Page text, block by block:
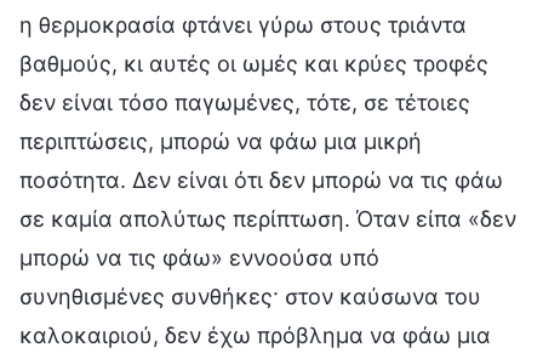
η θερμοκρασία φτάνει γύρω στους τριάντα
βαθμούς, κι αυτές οι ωμές και κρύες τροφές
δεν είναι τόσο παγωμένες, τότε, σε τέτοιες
περιπτώσεις, μπορώ να φάω μια μικρή
ποσότητα. Δεν είναι ότι δεν μπορώ να τις φάω
σε καμία απολύτως περίπτωση. Όταν είπα «δεν
μπορώ να τις φάω» εννοούσα υπό
συνηθισμένες συνθήκες· στον καύσωνα του
καλοκαιριού, δεν έχω πρόβλημα να φάω μια